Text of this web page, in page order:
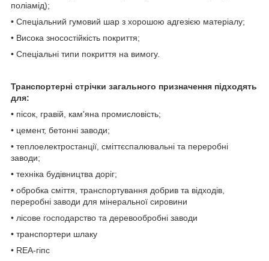
поліамід);
• Спеціальний гумовий шар з хорошою адгезією матеріалу;
• Висока зносостійкість покриття;
• Спеціальні типи покриття на вимогу.
Транспортерні стрічки загального призначення підходять
для:
• пісок, гравій, кам'яна промисловість;
• цемент, бетонні заводи;
• теплоелектростанції, сміттєспалювальні та переробні
заводи;
• техніка будівництва доріг;
• обробка сміття, транспортування добрив та відходів,
переробні заводи для мінеральної сировини
• лісове господарство та деревообробні заводи
• транспортери шлаку
• REA-гіпс